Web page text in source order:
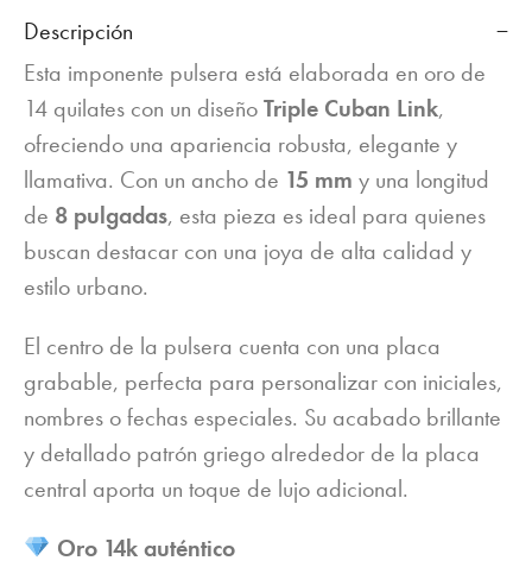
Descripción
Esta imponente pulsera está elaborada en oro de
14 quilates con un diseñoTriple Cuban Link,
ofreciendo una apariencia robusta, elegante y
llamativa. Con un ancho de 15 mm y una longitud
de 8 pulgadas, esta pieza es ideal para quienes
buscan destacar con una joya de alta calidad y
estilo urbano.
El centro de la pulsera cuenta con una placa
grabable, perfecta para personalizar con iniciales,
nombres o fechas especiales. Su acabado brillante
y detallado patrón griego alrededor de la placa
central aporta un toque de lujo adicional.
Oro 14k auténtico